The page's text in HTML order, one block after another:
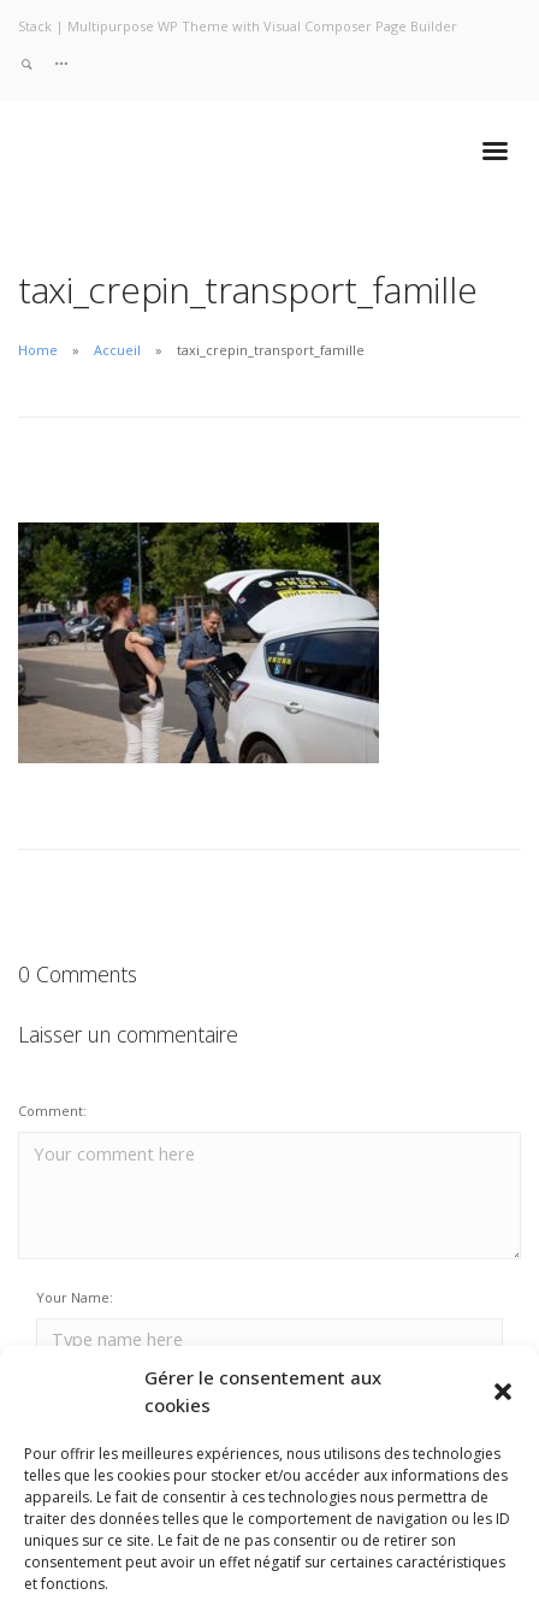
Gérer le consentement aux
cookies
Pour offrir les meilleures expériences, nous utilisons des technologies
telles que les cookies pour stocker et/ou accéder aux informations des
appareils. Le fait de consentir à ces technologies nous permettra de
traiter des données telles que le comportement de navigation ou les ID
uniques sur ce site. Le fait de ne pas consentir ou de retirer son
consentement peut avoir un effet négatif sur certaines caractéristiques
et fonctions.
Stack | Multipurpose WP Theme with Visual Composer Page Builder
taxi_crepin_transport_famille
Home Accueil taxi_crepin_transport_famille
0 Comments
Laisser un commentaire
Comment:
Your Name:
Your URL: